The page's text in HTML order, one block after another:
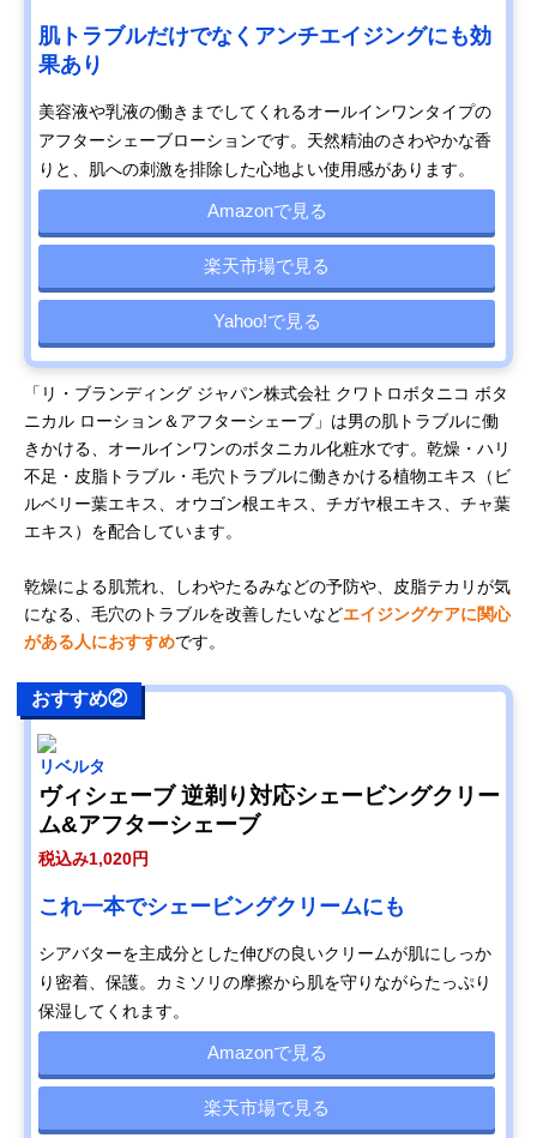
肌トラブルだけでなくアンチエイジングにも効
果あり
美容液や乳液の働きまでしてくれるオールインワンタイプの
アフターシェーブローションです。天然精油のさわやかな香
りと、肌への刺激を排除した心地よい使用感があります。
Amazonで見る
楽天市場で見る
Yahoo!で見る
「リ・ブランディング ジャパン株式会社 クワトロボタニコ ボタ
ニカル ローション＆アフターシェーブ」は男の肌トラブルに働
きかける、オールインワンのボタニカル化粧水です。乾燥・ハリ
不足・皮脂トラブル・毛穴トラブルに働きかける植物エキス（ビ
ルベリー葉エキス、オウゴン根エキス、チガヤ根エキス、チャ葉
エキス）を配合しています。
乾燥による肌荒れ、しわやたるみなどの予防や、皮脂テカリが気
になる、毛穴のトラブルを改善したいなどエイジングケアに関心
がある人におすすめです。
おすすめ②
リベルタ
ヴィシェーブ 逆剃り対応シェービングクリー
ム&アフターシェーブ
税込み1,020円
これ一本でシェービングクリームにも
シアバターを主成分とした伸びの良いクリームが肌にしっか
り密着、保護。カミソリの摩擦から肌を守りながらたっぷり
保湿してくれます。
Amazonで見る
楽天市場で見る